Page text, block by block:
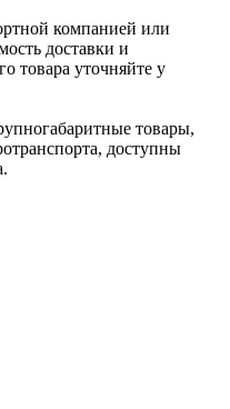
компанией или
доставки и
товара уточняйте у
товары,
доступны